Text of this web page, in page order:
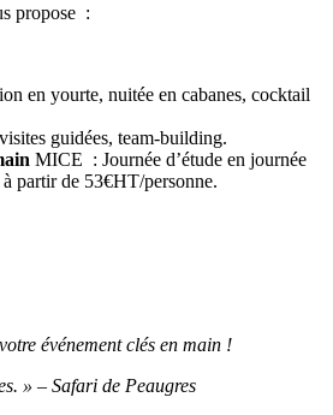
propose :
en yourte, nuitée en cabanes, cocktail
guidées, team-building.
MICE : Journée d’étude en journée
partir de 53€HT/personne.
événement clés en main !
» – Safari de Peaugres